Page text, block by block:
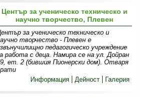
Център за ученическо техническо и
научно творчество, Плевен
за ученическо техническо и
творчество - Плевен е
педагогическо учреждение
работа с деца. Намира се на ул. Дойран
ет. 2 (бившия Пионерски дом). Отваря
Информация
Дейност Галерия